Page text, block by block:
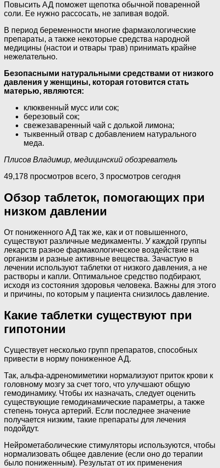
Повысить АД поможет щепотка обычной поваренной
соли. Ее нужно рассосать, не запивая водой.
В период беременности многие фармакологические
препараты, а также некоторые средства народной
медицины (настои и отвары трав) принимать крайне
нежелательно.
Безопасными натуральными средствами от низкого
давления у женщины, которая готовится стать
матерью, являются:
клюквенный мусс или сок;
березовый сок;
свежезаваренный чай с долькой лимона;
тыквенный отвар с добавлением натурального
меда.
Плисов Владимир, медицинский обозреватель
49,178 просмотров всего, 3 просмотров сегодня
Обзор таблеток, помогающих при
низком давлении
От пониженного АД так же, как и от повышенного,
существуют различные медикаменты. У каждой группы
лекарств разное фармакологическое воздействие на
организм и разные активные вещества. Зачастую в
лечении используют таблетки от низкого давления, а не
растворы и капли. Оптимальное средство подбирают,
исходя из состояния здоровья человека. Важны для этого
и причины, по которым у пациента снизилось давление.
Какие таблетки существуют при
гипотонии
Существует несколько групп препаратов, способных
привести в норму пониженное АД.
Так, альфа-адреномиметики нормализуют приток крови к
головному мозгу за счет того, что улучшают общую
гемодинамику. Чтобы их назначать, следует оценить
существующие гемодинамические параметры, а также
степень тонуса артерий. Если последнее значение
получается низким, такие препараты для лечения
подойдут.
Нейрометаболические стимуляторы используются, чтобы
нормализовать общее давление (если оно до терапии
было пониженным). Результат от их применения